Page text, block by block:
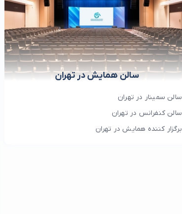
سالن همایش در تهران
سالن سمینار در تهران
سالن کنفرانس در تهران
برگزار کننده همایش در تهران